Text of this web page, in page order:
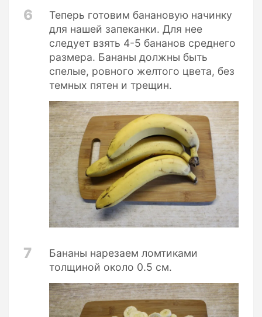
6
Теперь готовим банановую начинку
для нашей запеканки. Для нее
следует взять 4-5 бананов среднего
размера. Бананы должны быть
спелые, ровного желтого цвета, без
темных пятен и трещин.
7
Бананы нарезаем ломтиками
толщиной около 0.5 см.